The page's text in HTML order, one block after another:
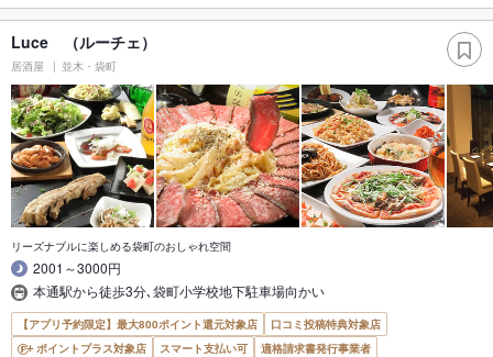
Luce （ルーチェ）
居酒屋 並木・袋町
リーズナブルに楽しめる袋町のおしゃれ空間
2001～3000円
本通駅から徒歩3分､袋町小学校地下駐車場向かい
【アプリ予約限定】最大800ポイント還元対象店
口コミ投稿特典対象店
ポイントプラス対象店
スマート支払い可 適格請求書発行事業者